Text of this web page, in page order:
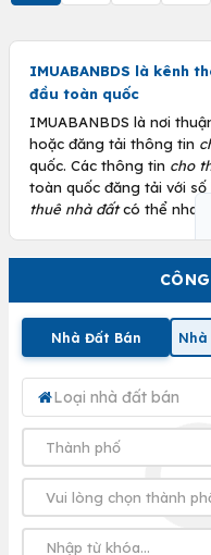
Nhà Đất Bán
Loại nhà đất bán
IMUABANBDS là kênh
đầu toàn quốc
IMUABANBDS là nơi
hoặc đăng tải thông tin
quốc. Các thông tin cho
toàn quốc đăng tải với
thuê nhà đấtcó thể
theo ý muốn. Bên cạnh
Lý do bạn nên tham
Nếu bạn có sẵn một
thì thị trường bất động
nghĩ đến. Bởi với nhu
hướng luôn tăng lên của
điểm, bạn có thể kiếm
Những điều cần chú ý
động sản
Tìm hiểu cách định giá
đấthoặccho thuê
trường.